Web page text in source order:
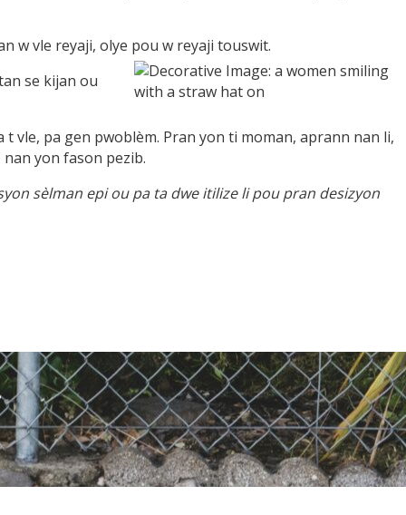
w vle reyaji, olye pou w reyaji touswit.
se kijan ou
vle, pa gen pwoblèm. Pran yon ti moman, aprann nan li,
yon fason pezib.
sèlman epi ou pa ta dwe itilize li pou pran desizyon